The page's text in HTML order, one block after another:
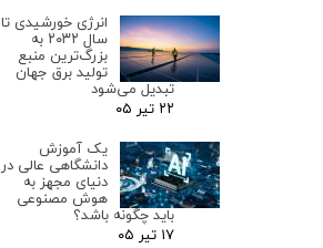
انرژی خورشیدی تا
سال ۲۰۳۲ به
بزرگ‌ترین منبع
تولید برق جهان
تبدیل می‌شود
۲۲ تیر ۰۵
یک آموزش
دانشگاهی عالی در
دنیای مجهز به
هوش مصنوعی
باید چگونه باشد؟
۱۷ تیر ۰۵